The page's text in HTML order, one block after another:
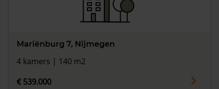
Mariënburg 7, Nijmegen
4 kamers | 140 m2
€ 539.000